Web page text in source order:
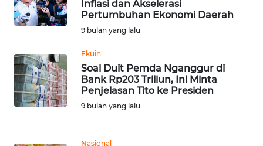
Inflasi dan Akselerasi
Pertumbuhan Ekonomi Daerah
9 bulan yang lalu
Ekuin
Soal Duit Pemda Nganggur di
Bank Rp203 Triliun, Ini Minta
Penjelasan Tito ke Presiden
9 bulan yang lalu
Nasional
WN
GORONTALO
SULUT
WN
MALUKU